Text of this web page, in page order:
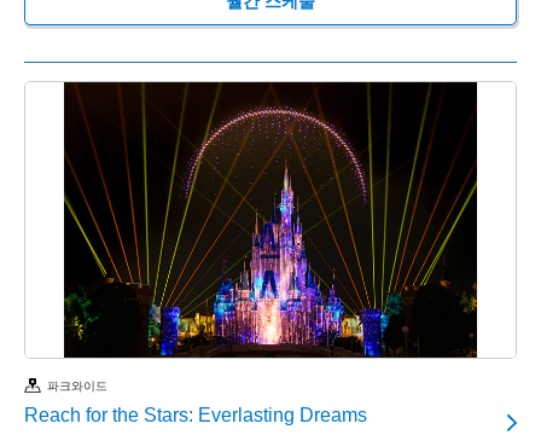
파크와이드
Reach for the Stars: Everlasting Dreams